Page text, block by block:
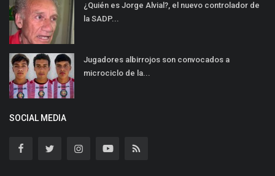
¿Quién es Jorge Alvial?, el nuevo controlador de
la SADP...
Jugadores albirrojos son convocados a
microciclo de la...
SOCIAL MEDIA